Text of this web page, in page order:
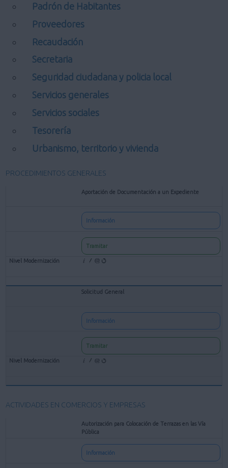
Padrón de Habitantes
Proveedores
Recaudación
Secretaria
Seguridad ciudadana y policia local
Servicios generales
Servicios sociales
Tesorería
Urbanismo, territorio y vivienda
PROCEDIMIENTOS GENERALES
Aportación de Documentación a un Expediente
Información
Tramitar
Solicitud General
Información
Tramitar
ACTIVIDADES EN COMERCIOS Y EMPRESAS
Autorización para Colocación de Terrazas en las Vía
Pública
Información